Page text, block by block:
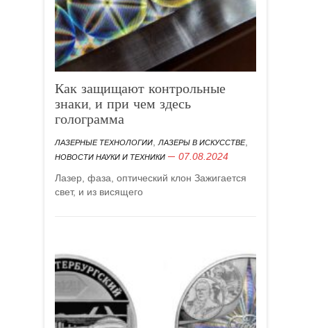
Как защищают контрольные
знаки, и при чем здесь
голограмма
ЛАЗЕРНЫЕ ТЕХНОЛОГИИ,ЛАЗЕРЫ В ИСКУССТВЕ,
НОВОСТИ НАУКИ И ТЕХНИКИ
07.08.2024
Лазер, фаза, оптический клон Зажигается
свет, и из висящего